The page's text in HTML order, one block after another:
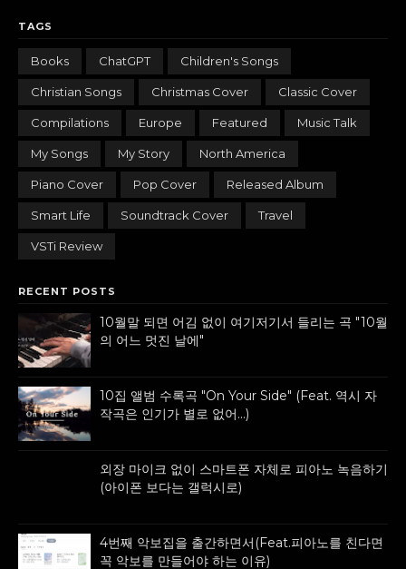
TAGS
Books ChatGPT Children's Songs
Christian Songs Christmas Cover Classic Cover
Compilations Europe Featured Music Talk
My Songs My Story North America
Piano Cover Pop Cover Released Album
Smart Life Soundtrack Cover Travel
VSTi Review
RECENT POSTS
10월말 되면 어김 없이 여기저기서 들리는 곡 "10월
의 어느 멋진 날에"
10집 앨범 수록곡 "On Your Side" (Feat. 역시 자
작곡은 인기가 별로 없어...)
외장 마이크 없이 스마트폰 자체로 피아노 녹음하기
(아이폰 보다는 갤럭시로)
4번째 악보집을 출간하면서(Feat.피아노를 친다면
꼭 악보를 만들어야 하는 이유)